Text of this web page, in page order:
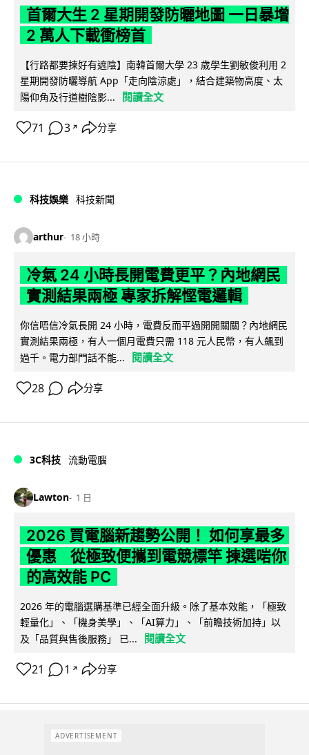
首爾大生 2 星期開發防曬地圖 一日暴增
2 萬人下載衝榜首
【行路都要揀好有遮陰】南韓首爾大學 23 歲學生劉敏俊利用 2
星期開發防曬導航 App「走向陰涼處」，結合建築物高度、太
陽仰角及行道樹陰影...
閱讀全文
71 3 ↗ 分享
科技娛樂 科技新聞
arthur 18 小時
冷氣 24 小時長開電費更平？內地網民
實測結果兩極 專家拆解慳電邏輯
你信唔信冷氣長開 24 小時，電費反而平過開開關關？內地網民
實測結果兩極，有人一個月電費只需 118 元人民幣，有人飆到
過千。電力部門話不能...
閱讀全文
28 分享
3C科技 流動電腦
Lawton 1 日
2026 買電腦新趨勢公開！ 如何享最多
優惠 從極致便攜到電競標竿 揀選啱你
的高效能 PC
2026 年的電腦選購基準已經全面升級。除了基本效能，「極致
輕量化」、「機身美學」、「AI算力」、「前瞻技術加持」以
及「品質與售後服務」 已...
閱讀全文
21 1 ↗ 分享
ADVERTISEMENT